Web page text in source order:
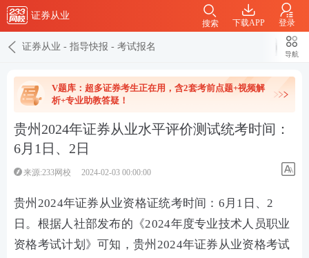
证券从业
下载APP 登录
搜索
证券从业 - 指导快报 - 考试报名
导航
V题库：超多证券考生正在用，含2套考前点题+视频解
析+专业助教答疑！
贵州2024年证券从业水平评价测试统考时间：
6月1日、2日
来源:233网校 2024-02-03 00:00:00
贵州2024年证券从业资格证统考时间：6月1日、2
日。根据人社部发布的《2024年度专业技术人员职业
资格考试计划 》可知，贵州2024年证券从业资格考试